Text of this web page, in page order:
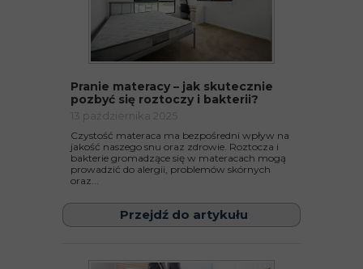
Pranie materacy – jak skutecznie
pozbyć się roztoczy i bakterii?
13 października 2025
Czystość materaca ma bezpośredni wpływ na
jakość naszego snu oraz zdrowie. Roztocza i
bakterie gromadzące się w materacach mogą
prowadzić do alergii, problemów skórnych
oraz...
Przejdź do artykułu